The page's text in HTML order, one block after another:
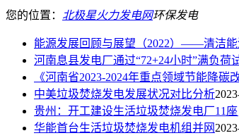
您的位置： 北极星火力发电网环保发电
能源发展回顾与展望（2022）——清洁能
河南息县发电厂通过“72+24小时”满负荷
《河南省2023-2024年重点领域节能降碳
中美垃圾焚烧发电发展状况对比分析
贵州：开工建设生活垃圾焚烧发电厂11
华能首台生活垃圾焚烧发电机组并网